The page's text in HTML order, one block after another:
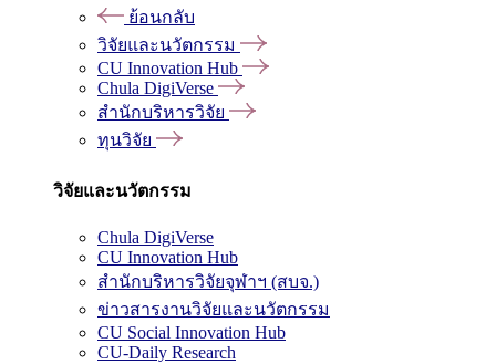
ย้อนกลับ
วิจัยและนวัตกรรม
CU Innovation Hub
Chula DigiVerse
สำนักบริหารวิจัย
ทุนวิจัย
วิจัยและนวัตกรรม
Chula DigiVerse
CU Innovation Hub
สำนักบริหารวิจัยจุฬาฯ (สบจ.)
ข่าวสารงานวิจัยและนวัตกรรม
CU Social Innovation Hub
CU-Daily Research